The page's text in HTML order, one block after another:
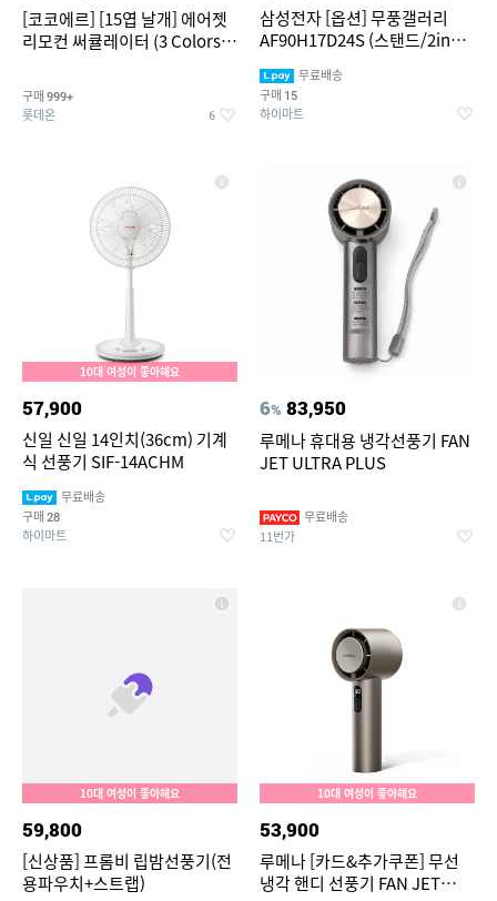
[코코에르] [15엽 날개] 에어젯
리모컨 써큘레이터 (3 Colors
구매 999+
롯데온 6
삼성전자 [옵션] 무풍갤러리
AF90H17D24S (스탠드/2in1/
㎡/56.9+18.7㎡) 실외기포함
[전국기본설치비 포함]
무료배송
구매 15
하이마트
10대 여성이 좋아해요
57,900
신일 신일 14인치(36cm) 기계
식 선풍기 SIF-14ACHM
무료배송
구매 28
하이마트
6% 83,950
루메나 휴대용 냉각선풍기 FAN
JET ULTRA PLUS
무료배송
11번가
10대 여성이 좋아해요
59,800
[신상품] 프롬비 립밤선풍기(전
용파우치+스트랩)
10대 여성이 좋아해요
53,900
루메나 [카드&추가쿠폰] 무선
냉각 핸디 선풍기 FAN JET